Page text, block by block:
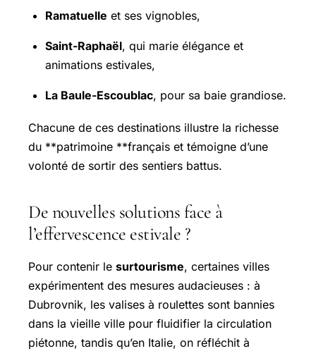
Ramatuelle et ses vignobles,
Saint-Raphaël, qui marie élégance et
animations estivales,
La Baule-Escoublac, pour sa baie grandiose.
Chacune de ces destinations illustre la richesse
du **patrimoine **français et témoigne d’une
volonté de sortir des sentiers battus.
De nouvelles solutions face à
l’effervescence estivale ?
Pour contenir le surtourisme, certaines villes
expérimentent des mesures audacieuses : à
Dubrovnik, les valises à roulettes sont bannies
dans la vieille ville pour fluidifier la circulation
piétonne, tandis qu’en Italie, on réfléchit à